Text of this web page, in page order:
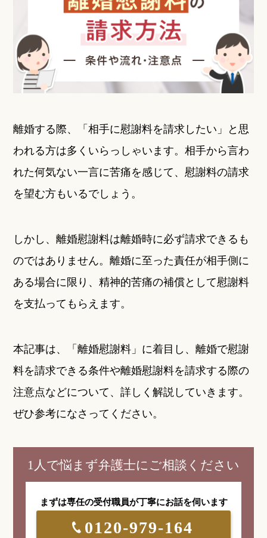
離婚する際、「相手に慰謝料を請求したい」と思
われる方は多くいらっしゃいます。相手から言わ
れた何気ない一言に苦痛を感じて、慰謝料の請求
を望む方もいるでしょう。
しかし、離婚慰謝料は離婚時に必ず請求できるも
のではありません。離婚に至った責任が相手側に
ある場合に限り、精神的苦痛の補償として慰謝料
を支払ってもらえます。
本記事は、「離婚慰謝料」に着目し、離婚で慰謝
料を請求できる条件や離婚慰謝料を請求する際の
注意点などについて、詳しく解説していきます。
ぜひ参考になさってください。
1人で悩まず弁護士にご相談ください
まずは専任の受付職員が丁寧にお話を伺います
0120-979-164